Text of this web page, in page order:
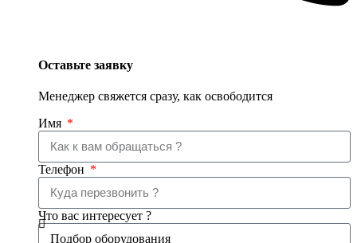
Оставьте заявку
Менеджер свяжется сразу, как освободится
Имя
Телефон
Что вас интересует ?